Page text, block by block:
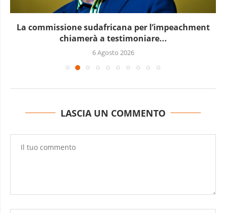
La commissione sudafricana per l’impeachment
chiamerà a testimoniare...
6 Agosto 2026
LASCIA UN COMMENTO